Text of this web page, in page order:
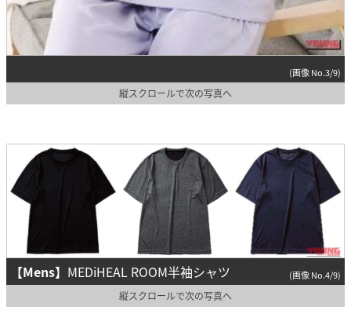
(画像 No.3/9)
縦スクロールで次の写真へ
【Mens】 MEDiHEAL ROOM半袖シャツ (画像 No.4/9)
縦スクロールで次の写真へ